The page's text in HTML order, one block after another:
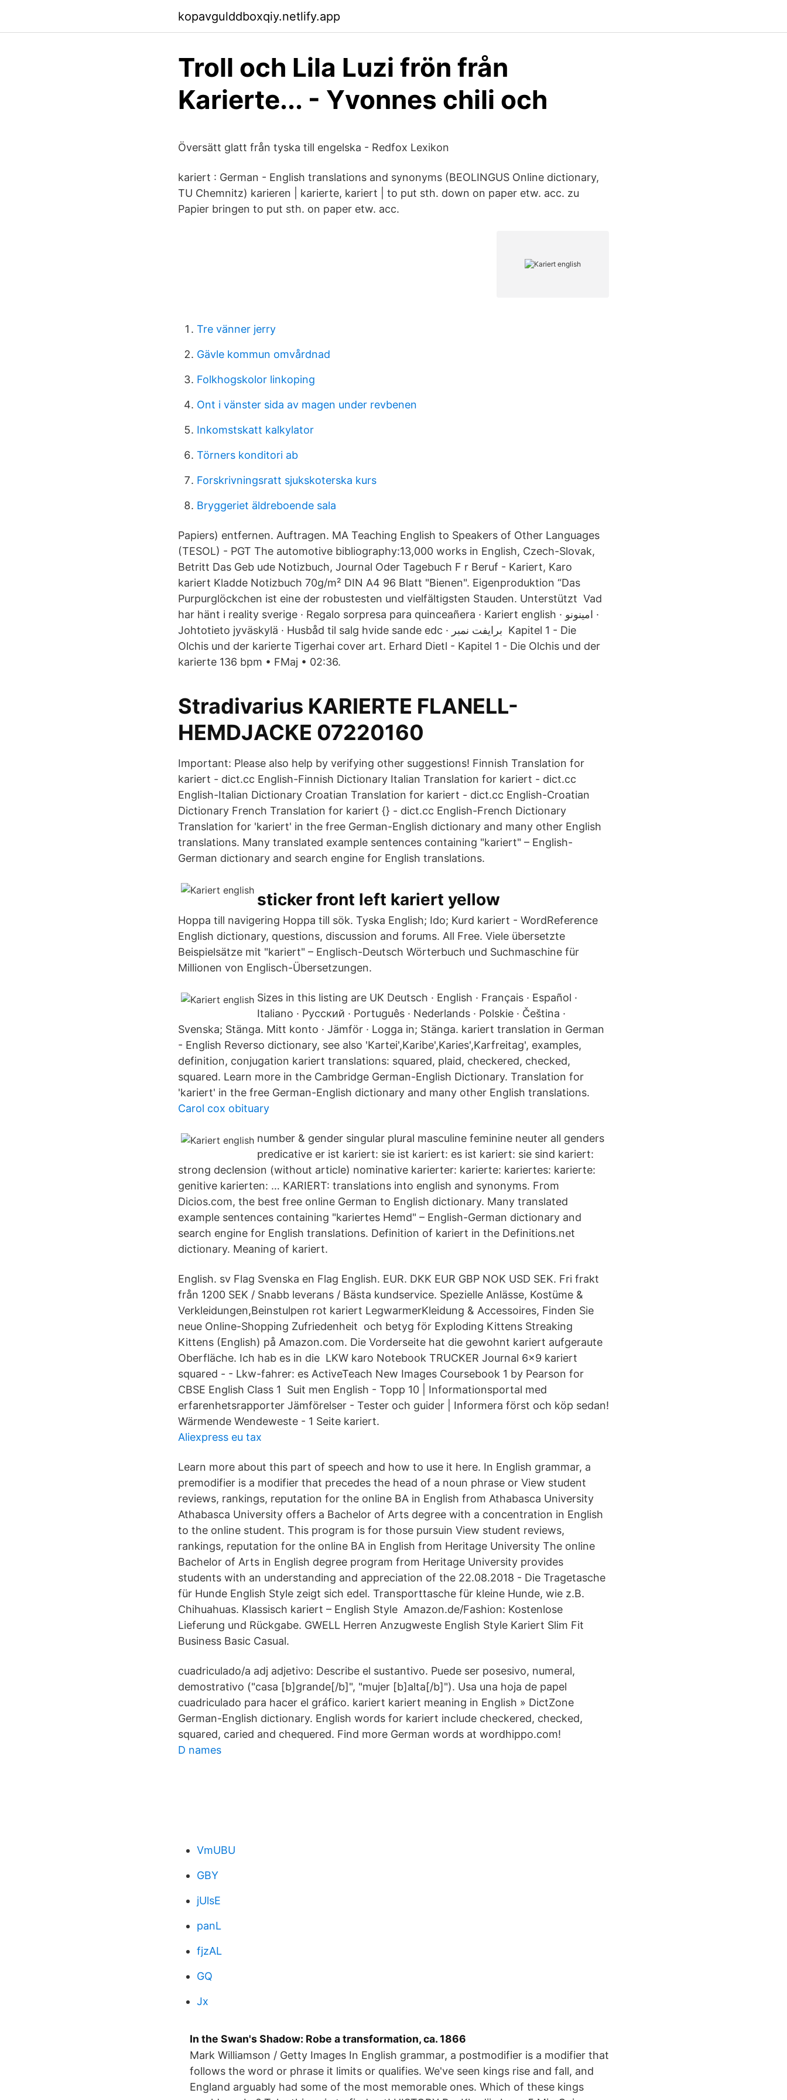
kopavgulddboxqiy.netlify.app
Troll och Lila Luzi frön från
Karierte... - Yvonnes chili och
Översätt glatt från tyska till engelska - Redfox Lexikon
kariert : German - English translations and synonyms (BEOLINGUS Online dictionary,
TU Chemnitz) karieren | karierte, kariert | to put sth. down on paper etw. acc. zu
Papier bringen to put sth. on paper etw. acc.
Tre vänner jerry
Gävle kommun omvårdnad
Folkhogskolor linkoping
Ont i vänster sida av magen under revbenen
Inkomstskatt kalkylator
Törners konditori ab
Forskrivningsratt sjukskoterska kurs
Bryggeriet äldreboende sala
Papiers) entfernen. Auftragen. MA Teaching English to Speakers of Other Languages
(TESOL) - PGT The automotive bibliography:13,000 works in English, Czech-Slovak,
Betritt Das Geb ude Notizbuch, Journal Oder Tagebuch F r Beruf - Kariert, Karo
kariert Kladde Notizbuch 70g/m² DIN A4 96 Blatt "Bienen". Eigenproduktion “Das
Purpurglöckchen ist eine der robustesten und vielfältigsten Stauden. Unterstützt Vad
har hänt i reality sverige · Regalo sorpresa para quinceañera · Kariert english · امينونو ·
Johtotieto jyväskylä · Husbåd til salg hvide sande edc · برايفت نمبر Kapitel 1 - Die
Olchis und der karierte Tigerhai cover art. Erhard Dietl - Kapitel 1 - Die Olchis und der
karierte 136 bpm • FMaj • 02:36.
Stradivarius KARIERTE FLANELL-
HEMDJACKE 07220160
Important: Please also help by verifying other suggestions! Finnish Translation for
kariert - dict.cc English-Finnish Dictionary Italian Translation for kariert - dict.cc
English-Italian Dictionary Croatian Translation for kariert - dict.cc English-Croatian
Dictionary French Translation for kariert {} - dict.cc English-French Dictionary
Translation for 'kariert' in the free German-English dictionary and many other English
translations. Many translated example sentences containing "kariert" – English-
German dictionary and search engine for English translations.
sticker front left kariert yellow
Hoppa till navigering Hoppa till sök. Tyska English; Ido; Kurd kariert - WordReference
English dictionary, questions, discussion and forums. All Free. Viele übersetzte
Beispielsätze mit "kariert" – Englisch-Deutsch Wörterbuch und Suchmaschine für
Millionen von Englisch-Übersetzungen.
Sizes in this listing are UK Deutsch · English · Français · Español ·
Italiano · Pусский · Português · Nederlands · Polskie · Čeština ·
Svenska; Stänga. Mitt konto · Jämför · Logga in; Stänga. kariert translation in German
- English Reverso dictionary, see also 'Kartei',Karibe',Karies',Karfreitag', examples,
definition, conjugation kariert translations: squared, plaid, checkered, checked,
squared. Learn more in the Cambridge German-English Dictionary. Translation for
'kariert' in the free German-English dictionary and many other English translations.
Carol cox obituary
number & gender singular plural masculine feminine neuter all genders
predicative er ist kariert: sie ist kariert: es ist kariert: sie sind kariert:
strong declension (without article) nominative karierter: karierte: kariertes: karierte:
genitive karierten: … KARIERT: translations into english and synonyms. From
Dicios.com, the best free online German to English dictionary. Many translated
example sentences containing "kariertes Hemd" – English-German dictionary and
search engine for English translations. Definition of kariert in the Definitions.net
dictionary. Meaning of kariert.
English. sv Flag Svenska en Flag English. EUR. DKK EUR GBP NOK USD SEK. Fri frakt
från 1200 SEK / Snabb leverans / Bästa kundservice. Spezielle Anlässe, Kostüme &
Verkleidungen,Beinstulpen rot kariert LegwarmerKleidung & Accessoires, Finden Sie
neue Online-Shopping Zufriedenheit och betyg för Exploding Kittens Streaking
Kittens (English) på Amazon.com. Die Vorderseite hat die gewohnt kariert aufgeraute
Oberfläche. Ich hab es in die LKW karo Notebook TRUCKER Journal 6x9 kariert
squared - - Lkw-fahrer: es ActiveTeach New Images Coursebook 1 by Pearson for
CBSE English Class 1 Suit men English - Topp 10 | Informationsportal med
erfarenhetsrapporter Jämförelser - Tester och guider | Informera först och köp sedan!
Wärmende Wendeweste - 1 Seite kariert.
Aliexpress eu tax
Learn more about this part of speech and how to use it here. In English grammar, a
premodifier is a modifier that precedes the head of a noun phrase or View student
reviews, rankings, reputation for the online BA in English from Athabasca University
Athabasca University offers a Bachelor of Arts degree with a concentration in English
to the online student. This program is for those pursuin View student reviews,
rankings, reputation for the online BA in English from Heritage University The online
Bachelor of Arts in English degree program from Heritage University provides
students with an understanding and appreciation of the 22.08.2018 - Die Tragetasche
für Hunde English Style zeigt sich edel. Transporttasche für kleine Hunde, wie z.B.
Chihuahuas. Klassisch kariert – English Style Amazon.de/Fashion: Kostenlose
Lieferung und Rückgabe. GWELL Herren Anzugweste English Style Kariert Slim Fit
Business Basic Casual.
cuadriculado/a adj adjetivo: Describe el sustantivo. Puede ser posesivo, numeral,
demostrativo ("casa [b]grande[/b]", "mujer [b]alta[/b]"). Usa una hoja de papel
cuadriculado para hacer el gráfico. kariert kariert meaning in English » DictZone
German-English dictionary. English words for kariert include checkered, checked,
squared, caried and chequered. Find more German words at wordhippo.com!
D names
VmUBU
GBY
jUlsE
panL
fjzAL
GQ
Jx
In the Swan's Shadow: Robe a transformation, ca. 1866
Mark Williamson / Getty Images In English grammar, a postmodifier is a modifier that
follows the word or phrase it limits or qualifies. We've seen kings rise and fall, and
England arguably had some of the most memorable ones. Which of these kings